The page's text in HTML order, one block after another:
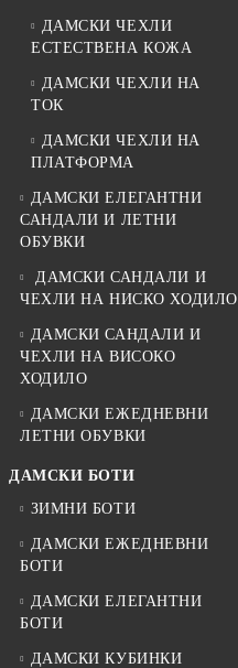
ДАМСКИ ЧЕХЛИ
ЕСТЕСТВЕНА КОЖА
ДАМСКИ ЧЕХЛИ НА
ТОК
ДАМСКИ ЧЕХЛИ НА
ПЛАТФОРМА
ДАМСКИ ЕЛЕГАНТНИ
САНДАЛИ И ЛЕТНИ
ОБУВКИ
ДАМСКИ САНДАЛИ И
ЧЕХЛИ НА НИСКО ХОДИЛО
ДАМСКИ САНДАЛИ И
ЧЕХЛИ НА ВИСОКО
ХОДИЛО
ДАМСКИ ЕЖЕДНЕВНИ
ЛЕТНИ ОБУВКИ
ДАМСКИ БОТИ
ЗИМНИ БОТИ
ДАМСКИ ЕЖЕДНЕВНИ
БОТИ
ДАМСКИ ЕЛЕГАНТНИ
БОТИ
ДАМСКИ КУБИНКИ